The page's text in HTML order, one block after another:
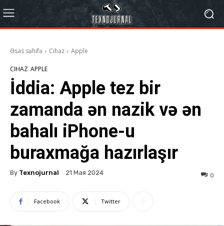
Əsas səhifə Cihaz Apple
CIHAZ APPLE
İddia: Apple tez bir
zamanda ən nazik və ən
bahalı iPhone-u
buraxmağa hazırlaşır
By Texnojurnal 21 Мая 2024 0
Facebook Twitter